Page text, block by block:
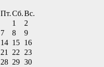
Пт.Сб.Вс.
1
2
7 8
9
14 15 16
21 22
23
28 29 30